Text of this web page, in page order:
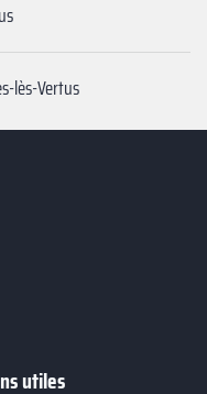
lès-Vertus
utiles